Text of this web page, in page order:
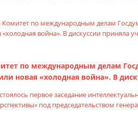
по международным делам
новая «холодная война». В